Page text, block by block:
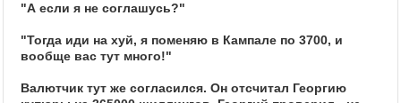
"А если я не соглашусь?"
"Тогда иди на хуй, я поменяю в Кампале по 3700, и
вообще вас тут много!"
Валютчик тут же согласился. Он отсчитал Георгию